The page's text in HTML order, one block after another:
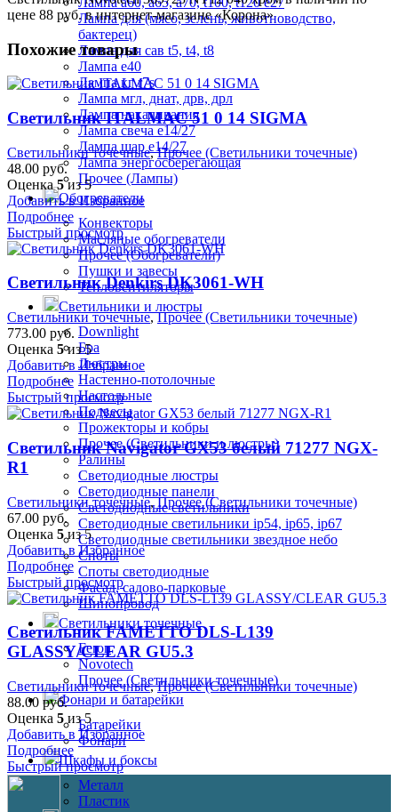
Лампа для (мясо, зелень, животноводство,
бактерец)
Лампа для сав t5, t4, t8
Лампа е40
Лампа кг r7s
Лампа мгл, днат, дрв, дрл
Лампа накаливания
Лампа свеча е14/27
Лампа шар е14/27
Лампа энергосберегающая
Прочее (Лампы)
Обогреватели
Конвекторы
Масляные обогреватели
Прочее (Обогреватели)
Пушки и завесы
Тепловентиляторы
Светильники и люстры
Downlight
Бра
Люстры
Настенно-потолочные
Настольные
Подвесы
Прожекторы и кобры
Прочее (Светильники и люстры)
Ралины
Светодиодные люстры
Светодиодные панели
Светодиодные светильники
Светодиодные светильники ip54, ip65, ip67
Светодиодные светильники звездное небо
Споты
Споты светодиодные
Фасад, садово-парковые
Шинопровод
Светильники точечные
Feron
Novotech
Прочее (Светильники точечные)
Фонари и батарейки
Батарейки
Фонари
Шкафы и боксы
Металл
Пластик
цене 88 руб. в интернет-магазине «Корона»
Похожие товары
Светильник ITALMAC 51 0 14 SIGMA
Светильники точечные,Прочее (Светильники точечные)
48.00 руб.
Оценка5из 5
Добавить в Избранное
Подробнее
Быстрый просмотр
Светильник Denkirs DK3061-WH
Светильники точечные,Прочее (Светильники точечные)
773.00 руб.
Оценка 5из 5
Добавить в Избранное
Подробнее
Быстрый просмотр
Светильник Navigator GX53 белый 71277 NGX-
R1
Светильники точечные,Прочее (Светильники точечные)
67.00 руб.
Оценка 5из 5
Добавить в Избранное
Подробнее
Быстрый просмотр
Светильник FAMETTO DLS-L139
GLASSY/CLEAR GU5.3
Светильники точечные,Прочее (Светильники точечные)
88.00 руб.
Оценка 5 из 5
Добавить в Избранное
Подробнее
Быстрый просмотр